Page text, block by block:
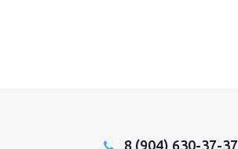
8 (904) 630-37-37